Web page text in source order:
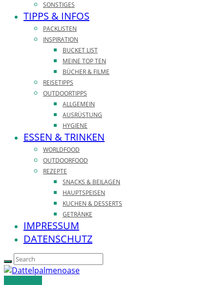
SONSTIGES
TIPPS & INFOS
PACKLISTEN
INSPIRATION
BUCKET LIST
MEINE TOP TEN
BÜCHER & FILME
REISETIPPS
OUTDOORTIPPS
ALLGEMEIN
AUSRÜSTUNG
HYGIENE
ESSEN & TRINKEN
WORLDFOOD
OUTDOORFOOD
REZEPTE
SNACKS & BEILAGEN
HAUPTSPEISEN
KUCHEN & DESSERTS
GETRÄNKE
IMPRESSUM
DATENSCHUTZ